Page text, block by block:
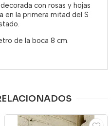
con rosas y hojas
en la primera mitad del S
de la boca 8 cm.